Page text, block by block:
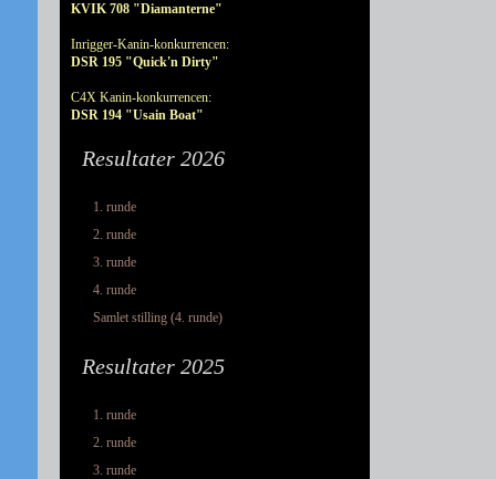
KVIK 708 "Diamanterne"
Inrigger-Kanin-konkurrencen:
DSR 195 "Quick'n Dirty"
C4X Kanin-konkurrencen:
DSR 194 "Usain Boat"
Resultater 2026
1. runde
2. runde
3. runde
4. runde
Samlet stilling (4. runde)
Resultater 2025
1. runde
2. runde
3. runde